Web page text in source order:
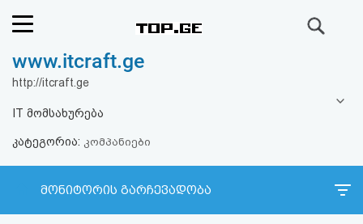
რეიტინგი
ფოსტა
კითხვა-
პასუხი
www.itcraft.ge
http://itcraft.ge
IT მომსახურება
კატეგორია: კომპანიები
მონიტორის გარჩევადობა